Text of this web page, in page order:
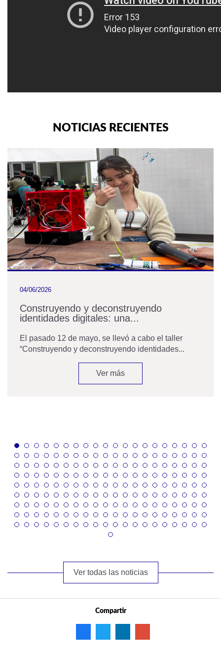
NOTICIAS RECIENTES
04/06/2026
Construyendo y deconstruyendo
identidades digitales: una...
El pasado 12 de mayo, se llevó a cabo el taller
“Construyendo y deconstruyendo identidades...
Ver más
Ver todas las noticias
Compartir